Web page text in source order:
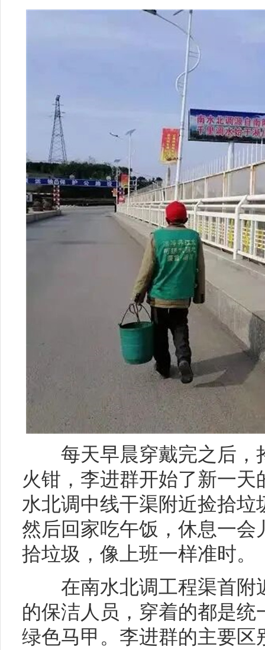
每天早晨穿戴完之后，
火钳，李进群开始了新一天
水北调中线干渠附近捡拾垃
然后回家吃午饭，休息一会
拾垃圾，像上班一样准时。
在南水北调工程渠首附
的保洁人员，穿着的都是统
绿色马甲。李进群的主要区